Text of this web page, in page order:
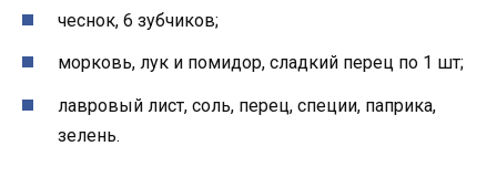
чеснок, 6 зубчиков;
морковь, лук и помидор, сладкий перец по 1 шт;
лавровый лист, соль, перец, специи, паприка,
зелень.